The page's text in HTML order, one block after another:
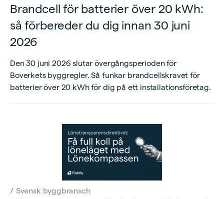
Brandcell för batterier över 20 kWh:
så förbereder du dig innan 30 juni
2026
Den 30 juni 2026 slutar övergångsperioden för
Boverkets byggregler. Så funkar brandcellskravet för
batterier över 20 kWh för dig på ett installationsföretag.
/ Svensk byggbransch